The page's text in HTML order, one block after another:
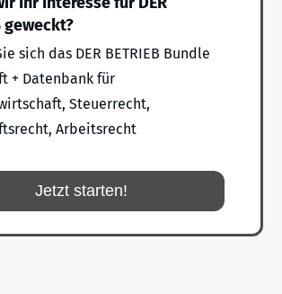
geweckt?
sich das DER BETRIEB Bundle
+ Datenbank für
Steuerrecht,
Arbeitsrecht
Jetzt starten!